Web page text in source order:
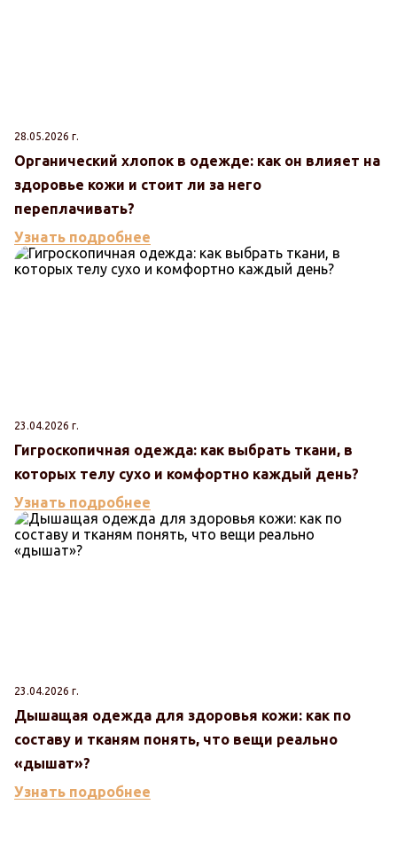
28.05.2026 г.
Органический хлопок в одежде: как он влияет на
здоровье кожи и стоит ли за него
переплачивать?
Узнать подробнее
23.04.2026 г.
Гигроскопичная одежда: как выбрать ткани, в
которых телу сухо и комфортно каждый день?
Узнать подробнее
23.04.2026 г.
Дышащая одежда для здоровья кожи: как по
составу и тканям понять, что вещи реально
«дышат»?
Узнать подробнее